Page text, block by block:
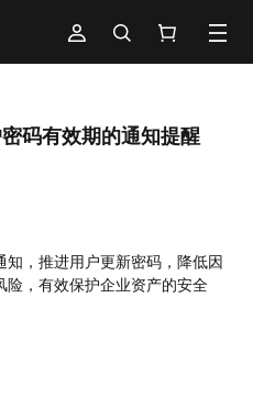
码有效期的通知提醒
，推进用户更新密码，降低因
险，有效保护企业资产的安全